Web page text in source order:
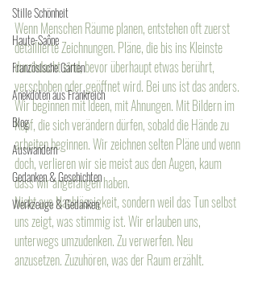
Stille Schönheit
Haute-Saône
Französische Gärten
Anekdoten aus Frankreich
Blog
Auswandern
Gedanken & Geschichten
Werkzeuge & Gedanken
Wenn Menschen Räume planen, entstehen oft zuerst
detaillierte Zeichnungen. Pläne, die bis ins Kleinste
durchdacht sind, bevor überhaupt etwas berührt,
verschoben oder geöffnet wird. Bei uns ist das anders.
Wir beginnen mit Ideen, mit Ahnungen. Mit Bildern im
Kopf, die sich verändern dürfen, sobald die Hände zu
arbeiten beginnen. Wir zeichnen selten Pläne und wenn
doch, verlieren wir sie meist aus den Augen, kaum
dass wir angefangen haben.
Nicht aus Nachlässigkeit, sondern weil das Tun selbst
uns zeigt, was stimmig ist. Wir erlauben uns,
unterwegs umzudenken. Zu verwerfen. Neu
anzusetzen. Zuzuhören, was der Raum erzählt.